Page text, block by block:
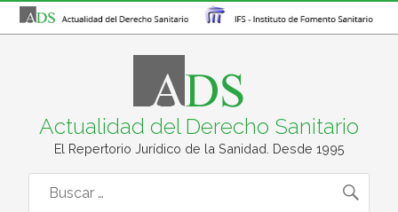
Actualidad del Derecho Sanitario
El Repertorio Jurídico de la Sanidad. Desde 1995